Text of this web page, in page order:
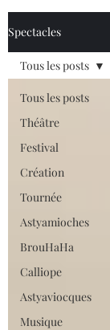
Spectacles
Tous les posts
Théâtre
Festival
Création
Tournée
Astyamioches
BrouHaHa
Calliope
Astyaviocques
Musique
Tous les posts